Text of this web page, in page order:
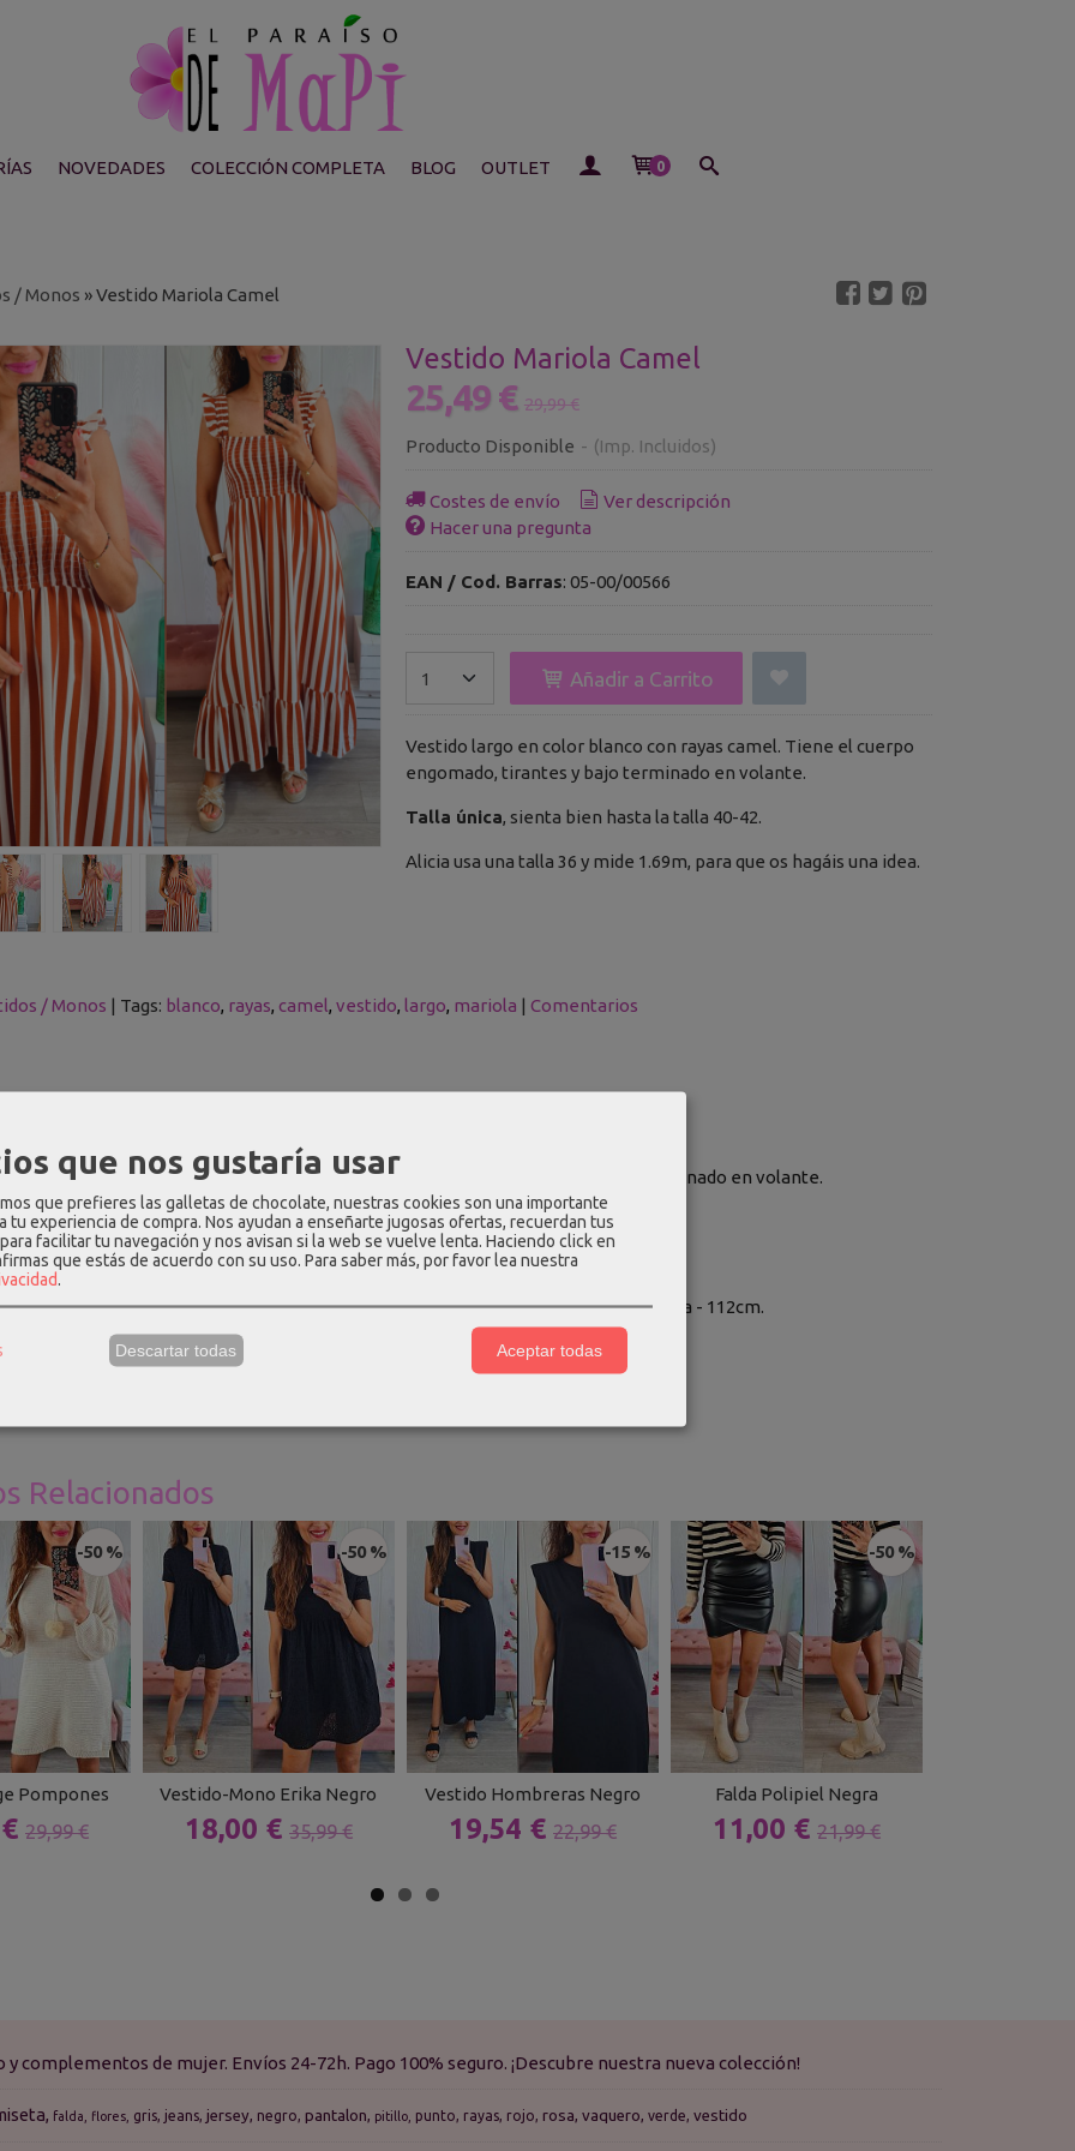
NOVEDADES COLECCIÓN COMPLETA BLOG OUTLET 0
/ Monos »Vestido Mariola Camel
Vestido Mariola Camel
25,49 € 29,99 €
Producto Disponible - (Imp. Incluidos)
Costes de envío
Ver descripción
Hacer una pregunta
EAN / Cod. Barras: 05-00/00566
Añadir a Carrito
Vestido largo en color blanco con rayas camel. Tiene el cuerpo
engomado, tirantes y bajo terminado en volante.
Talla única, sienta bien hasta la talla 40-42.
Alicia usa una talla 36 y mide 1.69m, para que os hagáis una idea.
/ Monos | Tags: blanco rayas camel vestido largo mariola | Comentarios
en color blanco con rayas camel. Tiene el cuerpo engomado, tirantes y bajo terminado en volante.
hasta la talla 40-42.
:95% poliéster - 5% elastano.
Talla única:largo - 134cm, pecho (elástico) - 60cm, cintura (elástico) - 68cm, cadera - 112cm.
talla 36 y mide 1.69m, para que os hagáis una idea.
Relacionados
-50 %
Pompones
29,99 €
-50 %
Vestido-Mono Erika Negro
18,00 € 35,99 €
-15 %
Vestido Hombreras Negro
19,54 € 22,99 €
-50 %
Falda Polipiel Negra
11,00 € 21,99 €
complementos de mujer. Envíos 24-72h. Pago 100% seguro. ¡Descubre nuestra nueva colección!
falda flores gris jeans jersey negro pantalon pitillo punto rayas rojo rosa vaquero verde vestido
que nos gustaría usar
que prefieres las galletas de chocolate, nuestras cookies son una importante
tu experiencia de compra. Nos ayudan a enseñarte jugosas ofertas, recuerdan tus
facilitar tu navegación y nos avisan si la web se vuelve lenta. Haciendo click en
que estás de acuerdo con su uso. Para saber más, por favor lea nuestra
.
Descartar todas Aceptar todas